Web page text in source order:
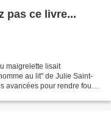
pas ce livre...
maigrelette lisait
au lit" de Julie Saint-
avancées pour rendre fou